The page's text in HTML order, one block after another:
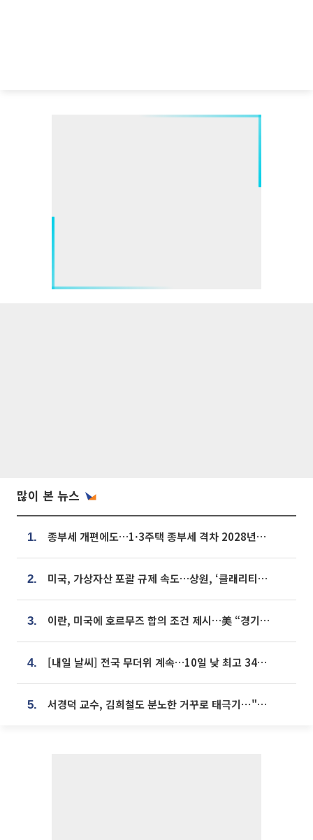
많이 본 뉴스
1. 종부세 개편에도…1·3주택 종부세 격차 2028년부터 확대
2. 미국, 가상자산 포괄 규제 속도…상원, ‘클래리티법’ 9월 절차투표 추진
3. 이란, 미국에 호르무즈 합의 조건 제시…美 “경기 아직 안 끝나” [종합]
4. [내일 날씨] 전국 무더위 계속…10일 낮 최고 34도 육박
5. 서경덕 교수, 김희철도 분노한 거꾸로 태극기⋯"엉터리는 아냐, 아쉬울 뿐"